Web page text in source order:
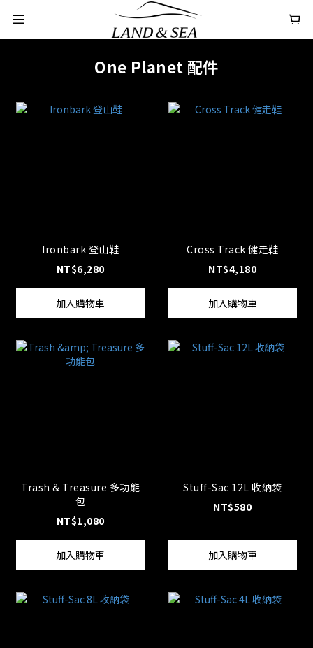
One Planet 配件
Ironbark 登山鞋
NT$6,280
加入購物車
Cross Track 健走鞋
NT$4,180
加入購物車
Trash & Treasure 多功能
包
NT$1,080
加入購物車
Stuff-Sac 12L 收納袋
NT$580
加入購物車